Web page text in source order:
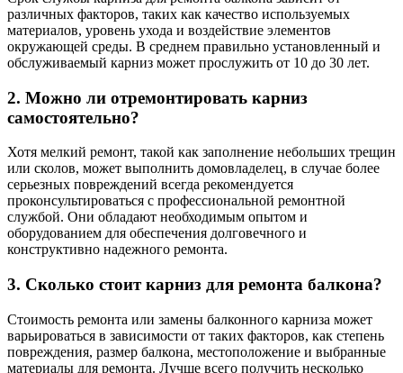
различных факторов, таких как качество используемых
материалов, уровень ухода и воздействие элементов
окружающей среды. В среднем правильно установленный и
обслуживаемый карниз может прослужить от 10 до 30 лет.
2. Можно ли отремонтировать карниз
самостоятельно?
Хотя мелкий ремонт, такой как заполнение небольших трещин
или сколов, может выполнить домовладелец, в случае более
серьезных повреждений всегда рекомендуется
проконсультироваться с профессиональной ремонтной
службой. Они обладают необходимым опытом и
оборудованием для обеспечения долговечного и
конструктивно надежного ремонта.
3. Сколько стоит карниз для ремонта балкона?
Стоимость ремонта или замены балконного карниза может
варьироваться в зависимости от таких факторов, как степень
повреждения, размер балкона, местоположение и выбранные
материалы для ремонта. Лучше всего получить несколько